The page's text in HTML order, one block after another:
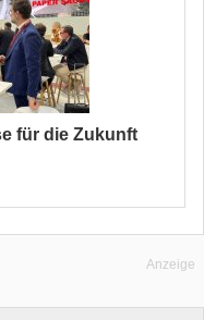
für die Zukunft
Anzeige